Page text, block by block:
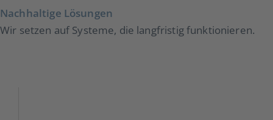
Nachhaltige Lösungen
Wir setzen auf Systeme, die langfristig funktionieren.